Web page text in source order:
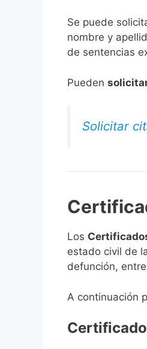
Se puede
nombre y
de sentencias
​Pueden
Solicitar
Los
estado civil de
defunción,
A continuación